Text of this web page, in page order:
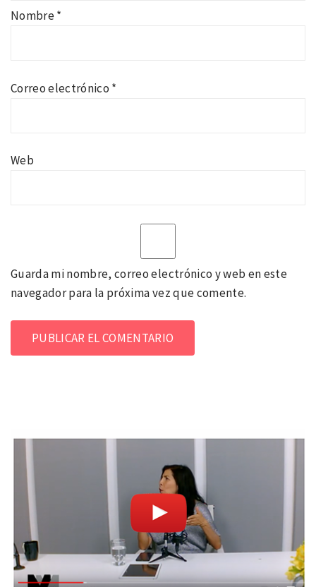
Nombre*
Correo electrónico *
Web
Guarda mi nombre, correo electrónico y web en este
navegador para la próxima vez que comente.